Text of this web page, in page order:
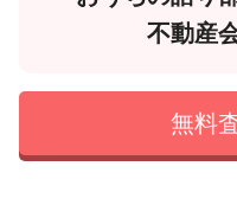
不動産
無料